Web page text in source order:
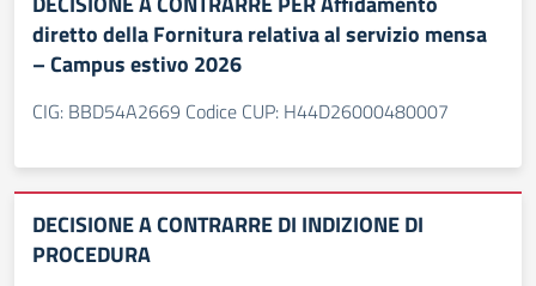
diretto della Fornitura relativa al servizio mensa
– Campus estivo 2026
CIG: BBD54A2669 Codice CUP: H44D26000480007
DECISIONE A CONTRARRE DI INDIZIONE DI
PROCEDURA